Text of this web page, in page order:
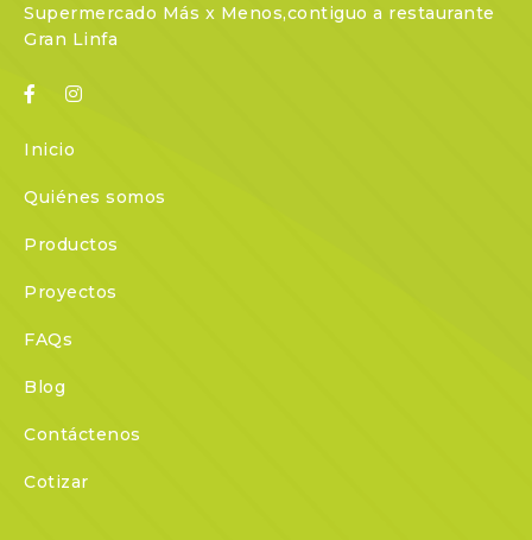
Supermercado Más x Menos,contiguo a restaurante
Gran Linfa
Inicio
Quiénes somos
Productos
Proyectos
FAQs
Blog
Contáctenos
Cotizar